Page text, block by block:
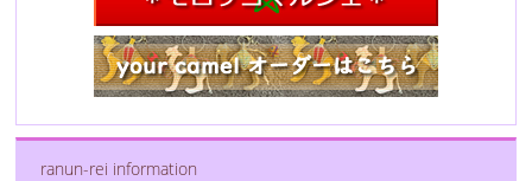
ranun-rei information